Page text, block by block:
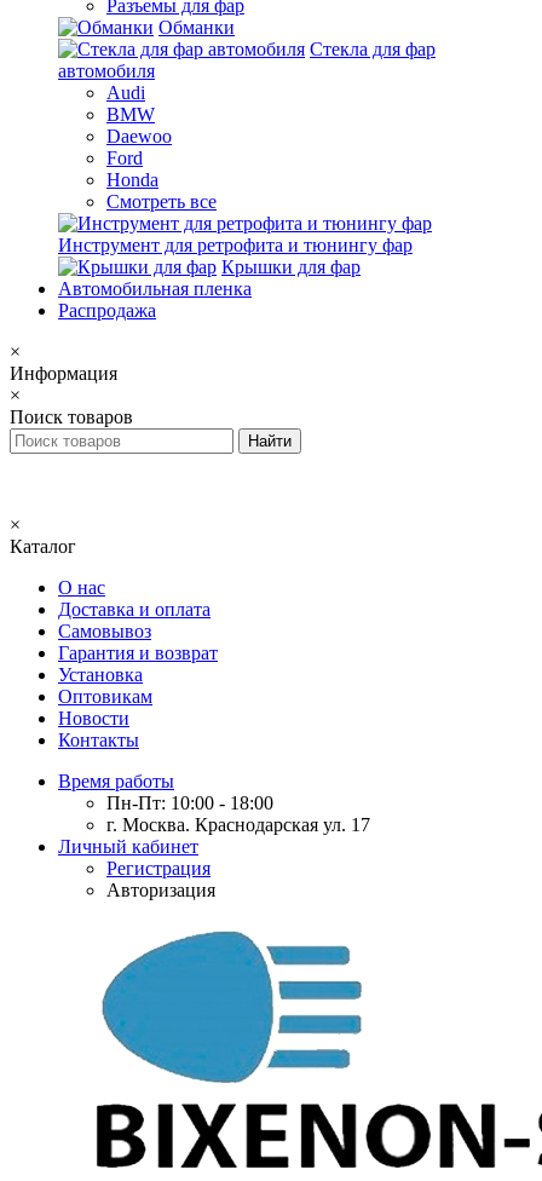
Разъемы для фар
Обманки
Стекла для фар
автомобиля
Audi
BMW
Daewoo
Ford
Honda
Смотреть все
Инструмент для ретрофита и тюнингу фар
Крышки для фар
Автомобильная пленка
Распродажа
×
Информация
×
Поиск товаров
×
Каталог
О нас
Доставка и оплата
Самовывоз
Гарантия и возврат
Установка
Оптовикам
Новости
Контакты
Время работы
Пн-Пт: 10:00 - 18:00
г. Москва. Краснодарская ул. 17
Личный кабинет
Регистрация
Авторизация